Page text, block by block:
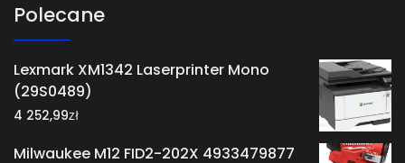
Polecane
Lexmark XM1342 Laserprinter Mono
(29S0489)
4 252,99zł
Milwaukee M12 FID2-202X 4933479877